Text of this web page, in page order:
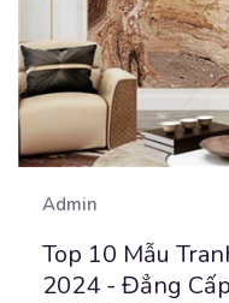
Admin
Top 10 Mẫu
2024 - Đẳng